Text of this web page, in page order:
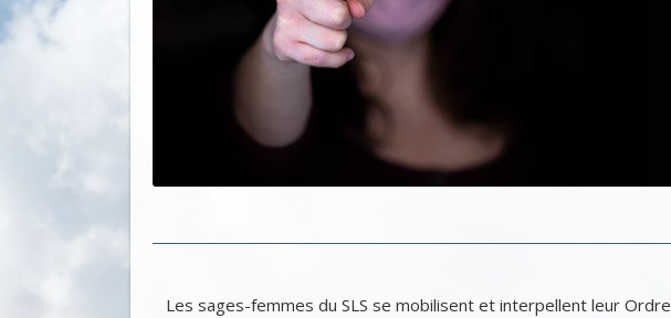
Les sages-femmes du SLS se mobilisent et interpellent leur Ordre